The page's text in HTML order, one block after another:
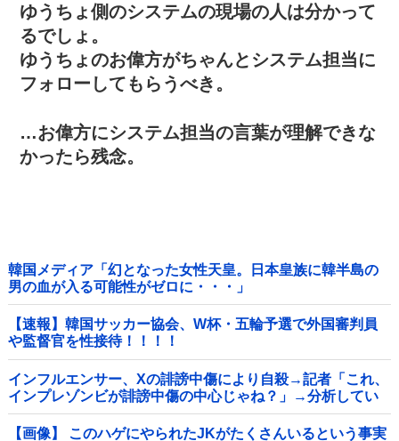
ゆうちょ側のシステムの現場の人は分かって
るでしょ。
ゆうちょのお偉方がちゃんとシステム担当に
フォローしてもらうべき。
…お偉方にシステム担当の言葉が理解できな
かったら残念。
韓国メディア「幻となった女性天皇。日本皇族に韓半島の
男の血が入る可能性がゼロに・・・」
【速報】韓国サッカー協会、W杯・五輪予選で外国審判員
や監督官を性接待！！！！
インフルエンサー、Xの誹謗中傷により自殺→記者「これ、
インプレゾンビが誹謗中傷の中心じゃね？」→分析してい
くとヤバイ真実が浮かび上がる他
【画像】 このハゲにやられたJKがたくさんいるという事実